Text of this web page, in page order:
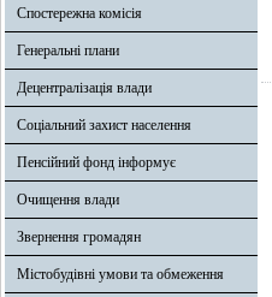
Спостережна комісія
Генеральні плани
Децентралізація влади
Соціальний захист населення
Пенсійний фонд інформує
Очищення влади
Звернення громадян
Містобудівні умови та обмеження